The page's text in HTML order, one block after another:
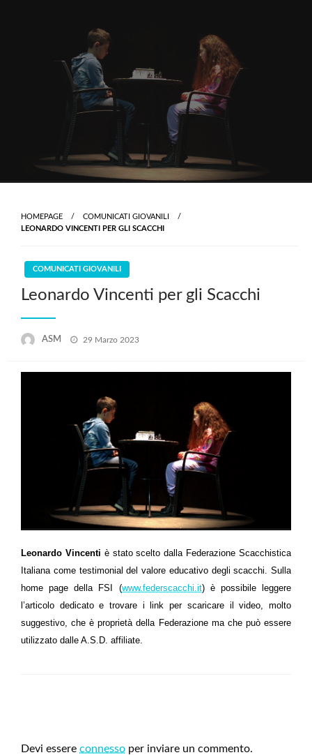
HOMEPAGE
COMUNICATI GIOVANILI
LEONARDO VINCENTI PER GLI SCACCHI
COMUNICATI GIOVANILI
Leonardo Vincenti per gli Scacchi
ASM
Posted
29 Marzo 2023
Leonardo Vincenti è stato scelto dalla Federazione Scacchistica
Italiana come testimonial del valore educativo degli scacchi. Sulla
home page della FSI (www.federscacchi.it) è possibile leggere
l’articolo dedicato e trovare i link per scaricare il video, molto
suggestivo, che è proprietà della Federazione ma che può essere
utilizzato dalle A.S.D. affiliate.
Devi essere connesso per inviare un commento.